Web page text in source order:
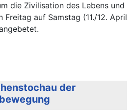
die Zivilisation des Lebens und
auf Samstag (11./12. April
der